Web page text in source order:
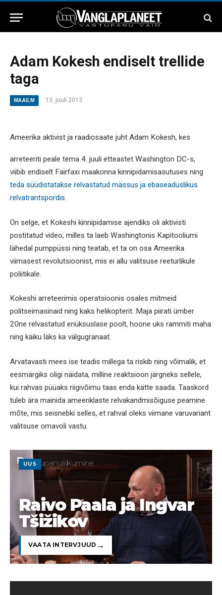
Adam Kokesh endiselt trellide
taga
MAAILM 13. juuli 2013
Ameerika aktivist ja raadiosaate juht Adam Kokesh, kes
arreteeriti peale tema 4. juuli etteastet Washington DC-s,
viibib endiselt Fairfaxi maakonna kinnipidamisasutuses ning
teda süüdistatakse relvastatud mässus ja ebaseaduslikus
relvatrantspordis.
On selge, et Kokeshi kinnipidamise ajendiks oli aktivisti
postitatud video, milles ta laeb Washingtonis Kapitooliumi
lähedal pumppüssi ning teatab, et ta on osa Ameerika
viimasest revolutsioonist, mis ei allu valitsuse reeturlikule
poliitikale.
Kokeshi arreteerimis operatsioonis osales mitmeid
politseimasinaid ning kaks helikopterit. Maja piirati ümber
20ne relvastatud eriüksuslase poolt, hoone uks rammiti maha
ning käiku läks ka välgugranaat.
Arvatavasti mees ise teadis millega ta riskib ning võimalik, et
eesmärgiks oligi näidata, milline reaktsioon järgneks sellele,
kui rahvas püüaks riigivõimu taas enda kätte saada. Taaskord
tuleb ära mainida ameeriklaste relvakandmisõiguse peamine
mõte, mis seisnebki selles, et rahval oleks viimane varuvariant
valitsuse omavoli vastu.
UUS
Raivo Paala ja Ingvar
Tšižikov
VAATA INTERVJUUD